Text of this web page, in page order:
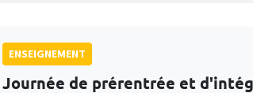
ENSEIGNEMENT
Journée de prérentrée et